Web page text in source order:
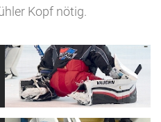
Kopf nötig.